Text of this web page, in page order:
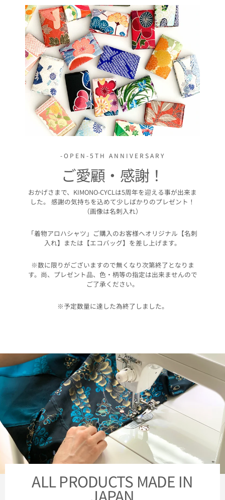
-OPEN-5TH ANNIVERSARY
ご愛顧・感謝！
おかげさまで、KIMONO-CYCLは5周年を迎える事が出来ま
した。 感謝の気持ちを込めて少しばかりのプレゼント！
（画像は名刺入れ）
「着物アロハシャツ」ご購入のお客様へオリジナル【名刺
入れ】または【エコバッグ】を差し上げます。
※数に限りがございますので無くなり次第終了となりま
す。尚、プレゼント品、色・柄等の指定は出来ませんので
ご了承ください。
※予定数量に達した為終了しました。
ALL PRODUCTS MADE IN
JAPAN